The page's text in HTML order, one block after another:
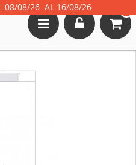
08/08/26 AL 16/08/26
Toggle
navigation